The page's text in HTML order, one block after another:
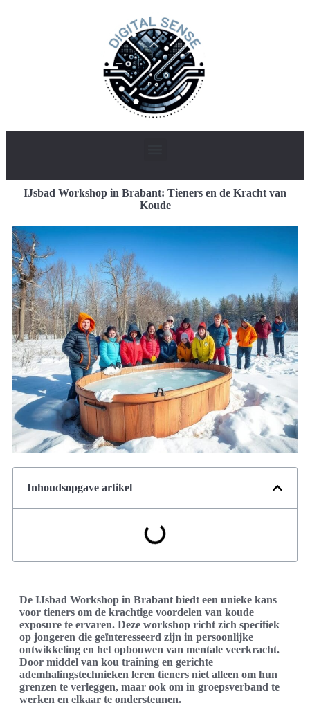
IJsbad Workshop in Brabant: Tieners en de Kracht van
Koude
Inhoudsopgave artikel
De IJsbad Workshop in Brabant biedt een unieke kans
voor tieners om de krachtige voordelen van koude
exposure te ervaren. Deze workshop richt zich specifiek
op jongeren die geïnteresseerd zijn in persoonlijke
ontwikkeling en het opbouwen van mentale veerkracht.
Door middel van kou training en gerichte
ademhalingstechnieken leren tieners niet alleen om hun
grenzen te verleggen, maar ook om in groepsverband te
werken en elkaar te ondersteunen.